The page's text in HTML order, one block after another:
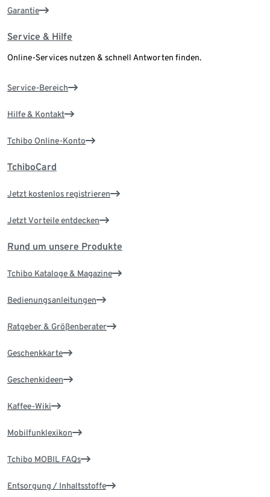
Garantie
Service & Hilfe
Online-Services nutzen & schnell Antworten finden.
Service-Bereich
Hilfe & Kontakt
Tchibo Online-Konto
TchiboCard
Jetzt kostenlos registrieren
Jetzt Vorteile entdecken
Rund um unsere Produkte
Tchibo Kataloge & Magazine
Bedienungsanleitungen
Ratgeber & Größenberater
Geschenkkarte
Geschenkideen
Kaffee-Wiki
Mobilfunklexikon
Tchibo MOBIL FAQs
Entsorgung / Inhaltsstoffe